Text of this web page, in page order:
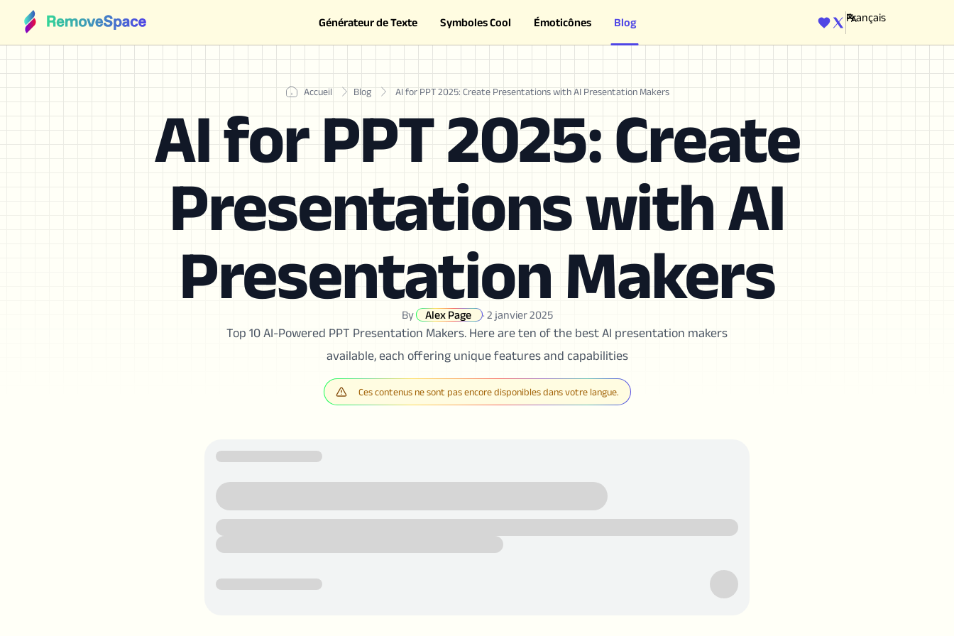
Générateur de Texte Symboles Cool Émoticônes Blog ENGINE
Accueil Blog AI for PPT 2025: Create Presentations with AI Presentation Makers
AI for PPT 2025: Create
Presentations with AI
Presentation Makers
By Alex Page · 2 janvier 2025
Top 10 AI-Powered PPT Presentation Makers. Here are ten of the best AI presentation makers
available, each offering unique features and capabilities
Ces contenus ne sont pas encore disponibles dans votre langue.